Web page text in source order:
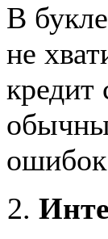
В
не
кредит